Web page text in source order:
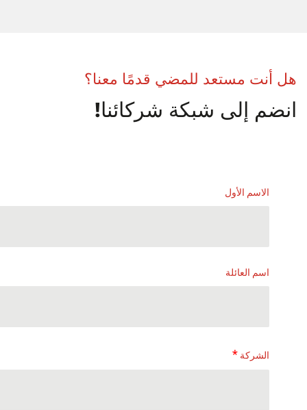
أنت مستعد للمضي قدمًا معنا؟
إلى شبكة شركائنا!
الاسم الأول
اسم العائلة
الشركة*